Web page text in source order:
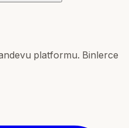
platformu. Binlerce